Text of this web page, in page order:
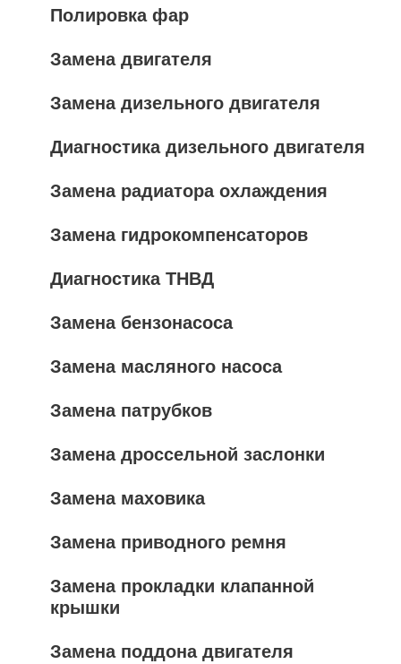
Полировка фар
Замена двигателя
Замена дизельного двигателя
Диагностика дизельного двигателя
Замена радиатора охлаждения
Замена гидрокомпенсаторов
Диагностика ТНВД
Замена бензонасоса
Замена масляного насоса
Замена патрубков
Замена дроссельной заслонки
Замена маховика
Замена приводного ремня
Замена прокладки клапанной
крышки
Замена поддона двигателя